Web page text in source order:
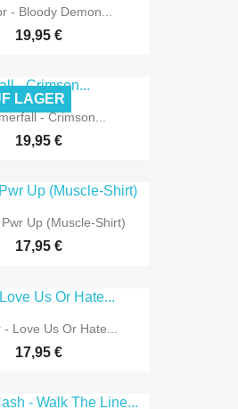
- Bloody Demon...
19,95 €
- Crimson...
19,95 €
LAGER
Up (Muscle-Shirt)
17,95 €
Love Us Or Hate...
17,95 €